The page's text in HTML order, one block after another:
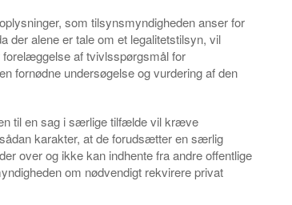
som tilsynsmyndigheden anser for
der alene er tale om et legalitetstilsyn, vil
af tvivlsspørgsmål for
fornødne undersøgelse og vurdering af den
til en sag i særlige tilfælde vil kræve
karakter, at de forudsætter en særlig
over og ikke kan indhente fra andre offentlige
om nødvendigt rekvirere privat